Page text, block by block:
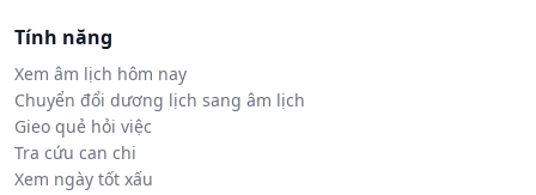
Tính năng
Xem âm lịch hôm nay
Chuyển đổi dương lịch sang âm lịch
Gieo quẻ hỏi việc
Tra cứu can chi
Xem ngày tốt xấu